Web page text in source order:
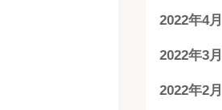
2022年4月
2022年3月
2022年2月